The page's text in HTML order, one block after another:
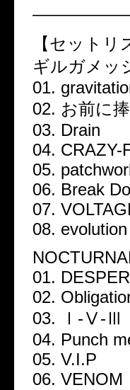
【セットリ
ギルガメッ
01.
02. お前に
03. Drain
04. CRAZY-
05.
06. Break
07.
08. evolution
01.
02.
03. Ⅰ-Ⅴ-Ⅲ
04. Punch
05. V.I.P
06. VENOM